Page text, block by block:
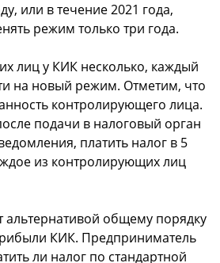
или в течение 2021 года,
режим только три года.
лиц у КИК несколько, каждый
на новый режим. Отметим, что
контролирующего лица.
подачи в налоговый орган
платить налог в 5
из контролирующих лиц
общему порядку
КИК. Предприниматель
ли налог по стандартной